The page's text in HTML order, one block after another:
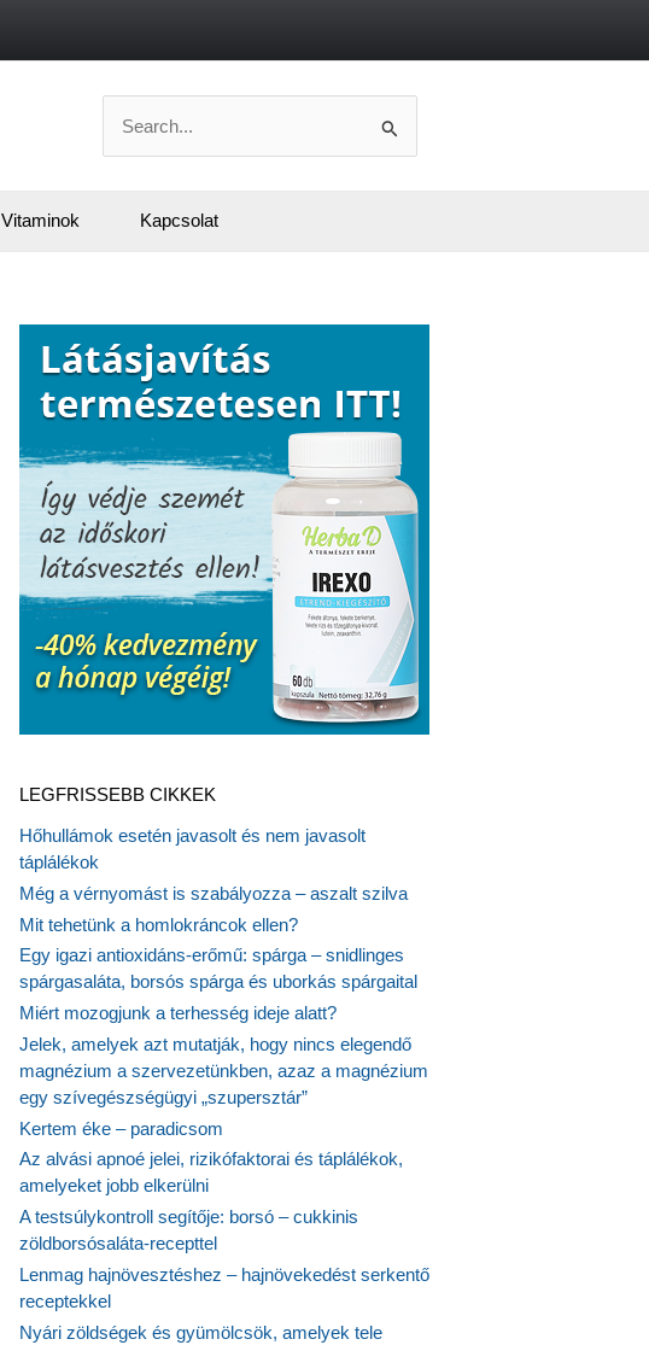
for:
Vitaminok Kapcsolat
LEGFRISSEBB CIKKEK
Hőhullámok esetén javasolt és nem javasolt
táplálékok
Még a vérnyomást is szabályozza – aszalt szilva
Mit tehetünk a homlokráncok ellen?
Egy igazi antioxidáns-erőmű: spárga – snidlinges
spárgasaláta, borsós spárga és uborkás spárgaital
Miért mozogjunk a terhesség ideje alatt?
Jelek, amelyek azt mutatják, hogy nincs elegendő
magnézium a szervezetünkben, azaz a magnézium
egy szívegészségügyi „szupersztár”
Kertem éke – paradicsom
Az alvási apnoé jelei, rizikófaktorai és táplálékok,
amelyeket jobb elkerülni
A testsúlykontroll segítője: borsó – cukkinis
zöldborsósaláta-recepttel
Lenmag hajnövesztéshez – hajnövekedést serkentő
receptekkel
Nyári zöldségek és gyümölcsök, amelyek tele